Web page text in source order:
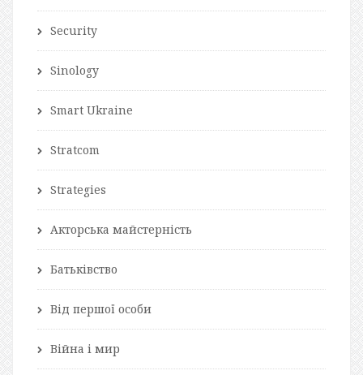
Security
Sinology
Smart Ukraine
Stratcom
Strategies
Акторська майстерність
Батьківство
Від першої особи
Війна і мир